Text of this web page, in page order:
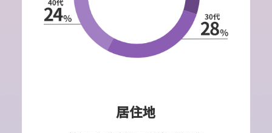
居住地